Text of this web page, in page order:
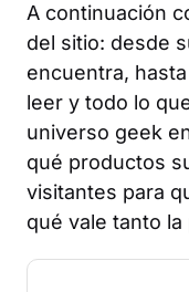
A continuación
del sitio: desde
encuentra,
leer y todo lo
universo geek
qué productos
visitantes para
qué vale tanto la